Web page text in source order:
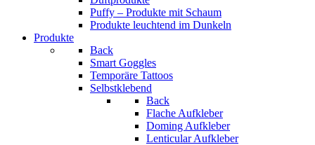
Puffy – Produkte mit Schaum
Produkte leuchtend im Dunkeln
Produkte
Back
Smart Goggles
Temporäre Tattoos
Selbstklebend
Back
Flache Aufkleber
Doming Aufkleber
Lenticular Aufkleber